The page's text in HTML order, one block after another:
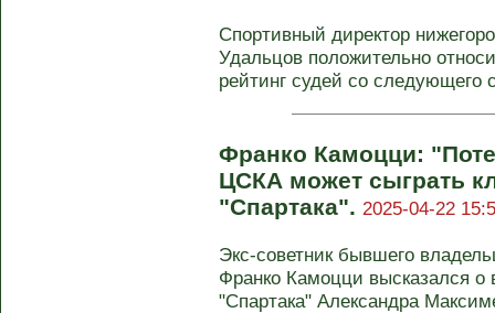
Спортивный директор
Удальцов положительно
рейтинг судей со следующего
Франко Камоцци:
ЦСКА может сыграть
"Спартака". 2025-04-22
Экс-советник бывшего
Франко Камоцци высказался о
"Спартака" Александра